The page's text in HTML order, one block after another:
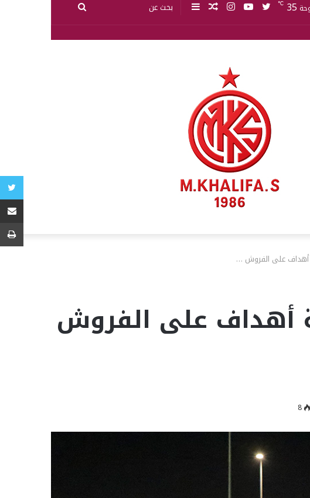
35
℃
أهداف على الفروش …
أهداف على الفروش
8